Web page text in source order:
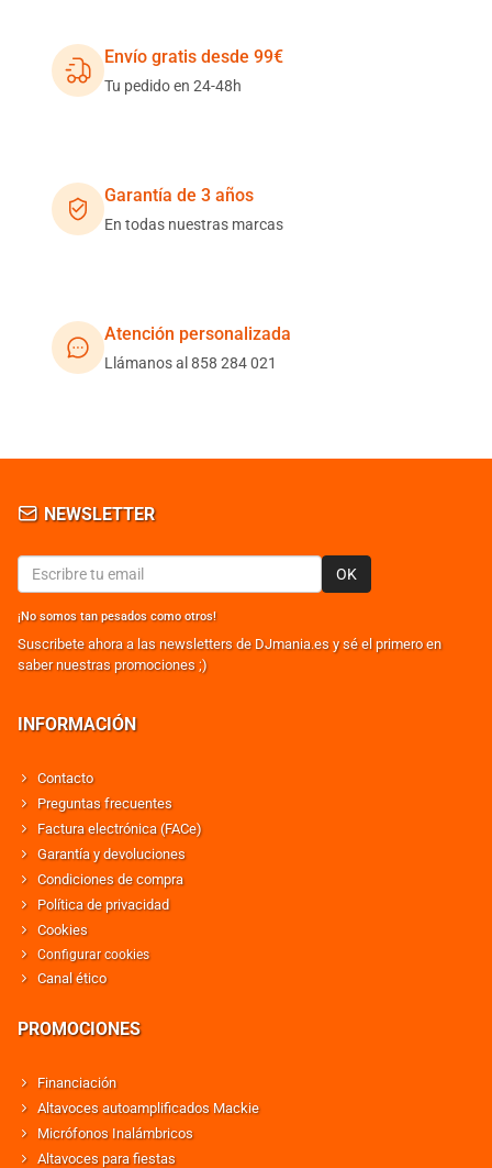
Envío gratis desde 99€
Tu pedido en 24-48h
Garantía de 3 años
En todas nuestras marcas
Atención personalizada
Llámanos al 858 284 021
NEWSLETTER
OK
¡No somos tan pesados como otros!
Suscribete ahora a las newsletters de DJmania.es y sé el primero en
saber nuestras promociones ;)
INFORMACIÓN
Contacto
Preguntas frecuentes
Factura electrónica (FACe)
Garantía y devoluciones
Condiciones de compra
Política de privacidad
Cookies
Configurar cookies
Canal ético
PROMOCIONES
Financiación
Altavoces autoamplificados Mackie
Micrófonos Inalámbricos
Altavoces para fiestas